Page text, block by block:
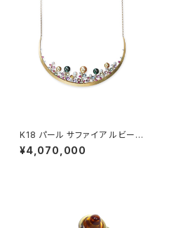
K18 パール サファイア ルビー
ダイヤモンド ネックレス
¥4,070,000